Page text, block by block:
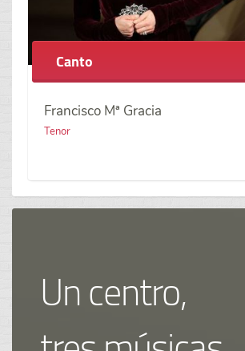
Canto
Francisco Mª Gracia
Tenor
Un centro,